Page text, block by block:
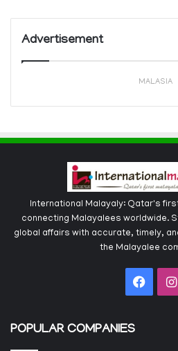
Advertisement
MALASIA
International Malayaly: Qatar's
connecting Malayalees worldwide.
global affairs with accurate, timely,
the Malayalee
POPULAR COMPANIES